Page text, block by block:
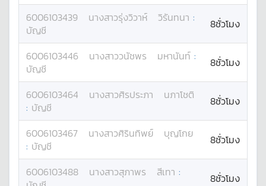
6006103439 นางสาวรุ่งวิวาห์ วิรันทนา :
บัญชี
8ชั่วโมง
6006103446 นางสาววนัชพร มหานันท์ :
บัญชี
8ชั่วโมง
6006103464 นางสาวศิรประภา
นภาโชติ
: บัญชี 8ชั่วโมง
6006103467 นางสาวศิรินทิพย์
บุญโกย
: บัญชี 8ชั่วโมง
6006103488 นางสาวสุภาพร สีเทา :
8ชั่วโมง